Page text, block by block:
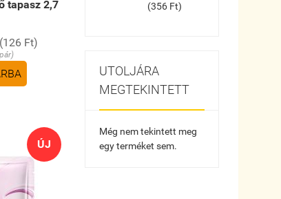
tapasz 2,7
Ft)
ÚJ
(356 Ft)
UTOLJÁRA
MEGTEKINTETT
Még nem tekintett meg
egy terméket sem.